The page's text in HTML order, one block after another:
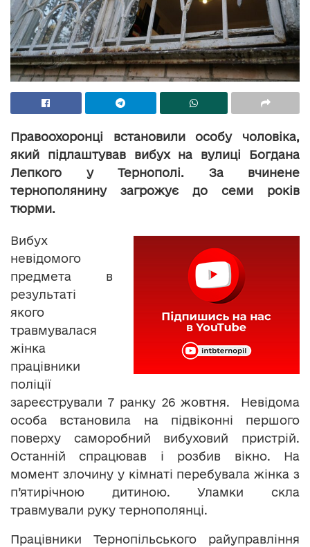
Правоохоронці встановили особу чоловіка,
який підлаштував вибух на вулиці Богдана
Лепкого у Тернополі. За вчинене
тернополянину загрожує до семи років
тюрми.
Вибух
невідомого
предмета в
результаті
якого
травмувалася
жінка
працівники
поліції
зареєстрували 7 ранку 26 жовтня. Невідома
особа встановила на підвіконні першого
поверху саморобний вибуховий пристрій.
Останній спрацював і розбив вікно. На
момент злочину у кімнаті перебувала жінка з
п’ятирічною дитиною. Уламки скла
травмували руку тернополянці.
Працівники Тернопільського райуправління